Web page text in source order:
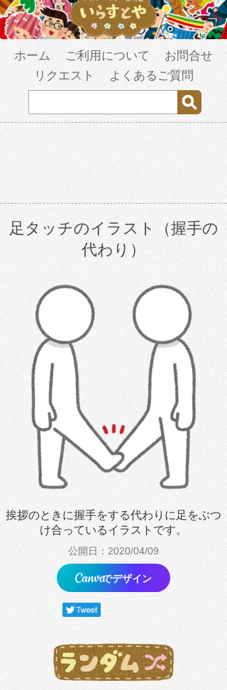
ホーム ご利用について
お問合せ
リクエスト
よくあるご質問
足タッチのイラスト（握手の
代わり）
挨拶のときに握手をする代わりに足をぶつ
け合っているイラストです。
公開日：2020/04/09
でデザイン